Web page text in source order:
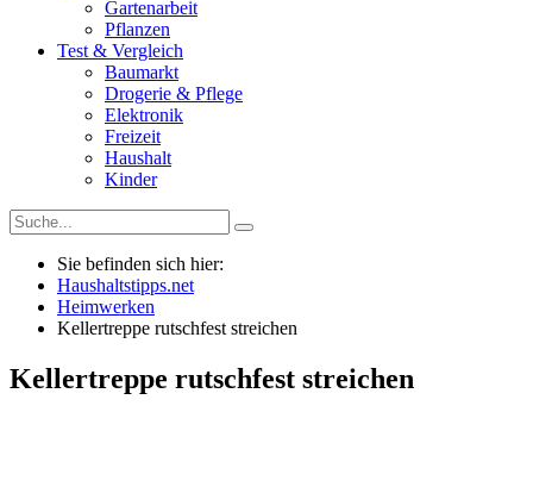
Gartenarbeit
Pflanzen
Test & Vergleich
Baumarkt
Drogerie & Pflege
Elektronik
Freizeit
Haushalt
Kinder
Sie befinden sich hier:
Haushaltstipps.net
Heimwerken
Kellertreppe rutschfest streichen
Kellertreppe rutschfest streichen